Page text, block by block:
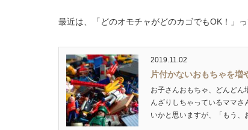
最近は、「どのオモチャがどのカゴでもOK！」っ
2019.11.02
片付かないおもちゃを増
お子さんおもちゃ、どんどん
んざりしちゃっているママ
いかと思いますが、「もう、